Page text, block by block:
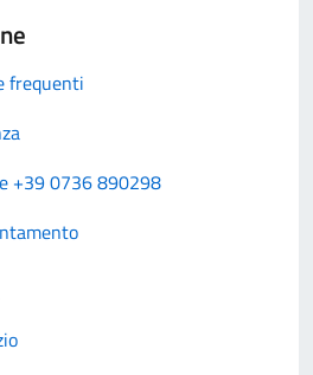
frequenti
+39 0736 890298